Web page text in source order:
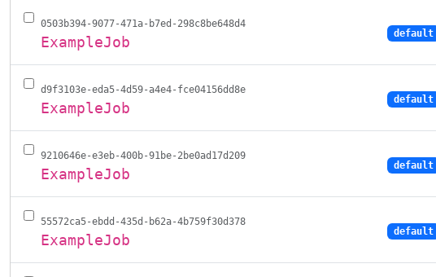
0503b394-9077-471a-b7ed-298c8be648d4
ExampleJob
default
d9f3103e-eda5-4d59-a4e4-fce04156dd8e
ExampleJob
default
9210646e-e3eb-400b-91be-2be0ad17d209
ExampleJob
default
55572ca5-ebdd-435d-b62a-4b759f30d378
ExampleJob
default